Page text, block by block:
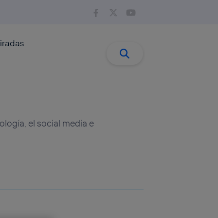
Buscar
el social media e